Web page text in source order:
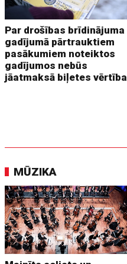
Par drošības brīdinājuma
gadījumā pārtrauktiem
pasākumiem noteiktos
gadījumos nebūs
jāatmaksā biļetes vērtība
MŪZIKA